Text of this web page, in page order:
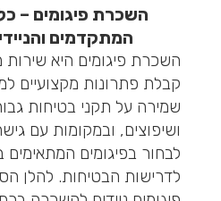
השכרת פיגומים –
המתקדמים
השכרת פיגומים היא
קבלת פתרונות מקצועיים
שמירה על תקני בטיחות
ושיפוצים, ובמקומות עם
לבחור בפיגומים המתאימים
לדרישות הבטיחות. להלן